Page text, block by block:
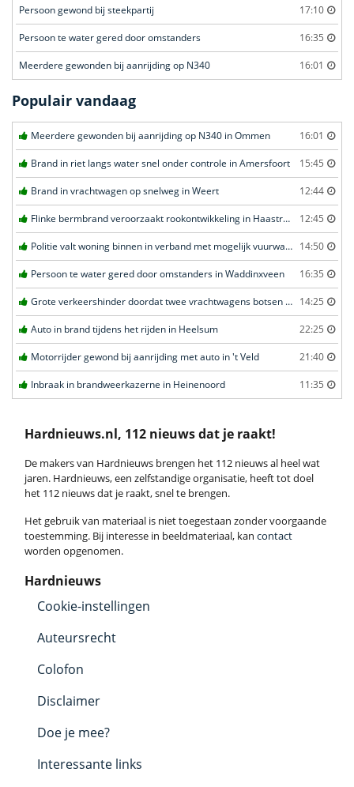
Persoon gewond bij steekpartij 17:10
Persoon te water gered door omstanders 16:35
Meerdere gewonden bij aanrijding op N340 16:01
Populair vandaag
Meerdere gewonden bij aanrijding op N340 in Ommen 16:01
Brand in riet langs water snel onder controle in Amersfoort 15:45
Brand in vrachtwagen op snelweg in Weert 12:44
Flinke bermbrand veroorzaakt rookontwikkeling in Haastrecht 12:45
Politie valt woning binnen in verband met mogelijk vuurwapen in Eindhoven 14:50
Persoon te water gered door omstanders in Waddinxveen 16:35
Grote verkeershinder doordat twee vrachtwagens botsen tunnel in Zwijndrecht 14:25
Auto in brand tijdens het rijden in Heelsum 22:25
Motorrijder gewond bij aanrijding met auto in 't Veld 21:40
Inbraak in brandweerkazerne in Heinenoord 11:35
Hardnieuws.nl, 112 nieuws dat je raakt!
De makers van Hardnieuws brengen het 112 nieuws al heel wat
jaren. Hardnieuws, een zelfstandige organisatie, heeft tot doel
het 112 nieuws dat je raakt, snel te brengen.
Het gebruik van materiaal is niet toegestaan zonder voorgaande
toestemming. Bij interesse in beeldmateriaal, kan contact
worden opgenomen.
Hardnieuws
Cookie-instellingen
Auteursrecht
Colofon
Disclaimer
Doe je mee?
Interessante links